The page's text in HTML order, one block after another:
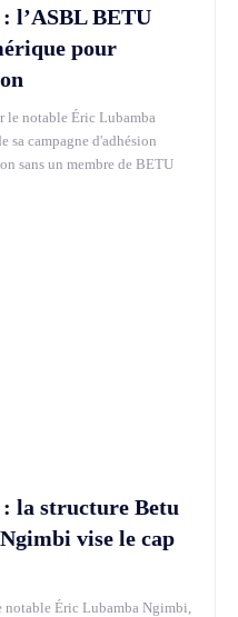
: l’ASBL BETU
pour
le notable Éric Lubamba
sa campagne d'adhésion
sans un membre de BETU
: la structure Betu
vise le cap
Éric Lubamba Ngimbi,